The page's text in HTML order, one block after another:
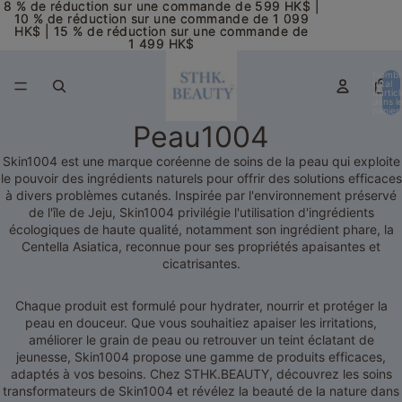
8 % de réduction sur une commande de 599 HK$ |
10 % de réduction sur une commande de 1 099
HK$ | 15 % de réduction sur une commande de
1 499 HK$
8 % de réduction sur une commande de 599 HK$ |
10 % de réduction sur une commande de 1 099
HK$ | 15 % de réduction sur une commande de
1 499 HK$
total
dans le
Peau1004
Skin1004 est une marque coréenne de soins de la peau qui exploite
le pouvoir des ingrédients naturels pour offrir des solutions efficaces
à divers problèmes cutanés. Inspirée par l'environnement préservé
de l'île de Jeju, Skin1004 privilégie l'utilisation d'ingrédients
écologiques de haute qualité, notamment son ingrédient phare, la
Centella Asiatica, reconnue pour ses propriétés apaisantes et
cicatrisantes.
Chaque produit est formulé pour hydrater, nourrir et protéger la
peau en douceur. Que vous souhaitiez apaiser les irritations,
améliorer le grain de peau ou retrouver un teint éclatant de
jeunesse, Skin1004 propose une gamme de produits efficaces,
adaptés à vos besoins. Chez STHK.BEAUTY, découvrez les soins
transformateurs de Skin1004 et révélez la beauté de la nature dans